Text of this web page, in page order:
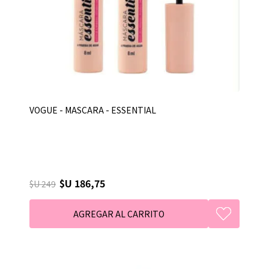
VOGUE - MASCARA - ESSENTIAL
$U 249 $U 186,75